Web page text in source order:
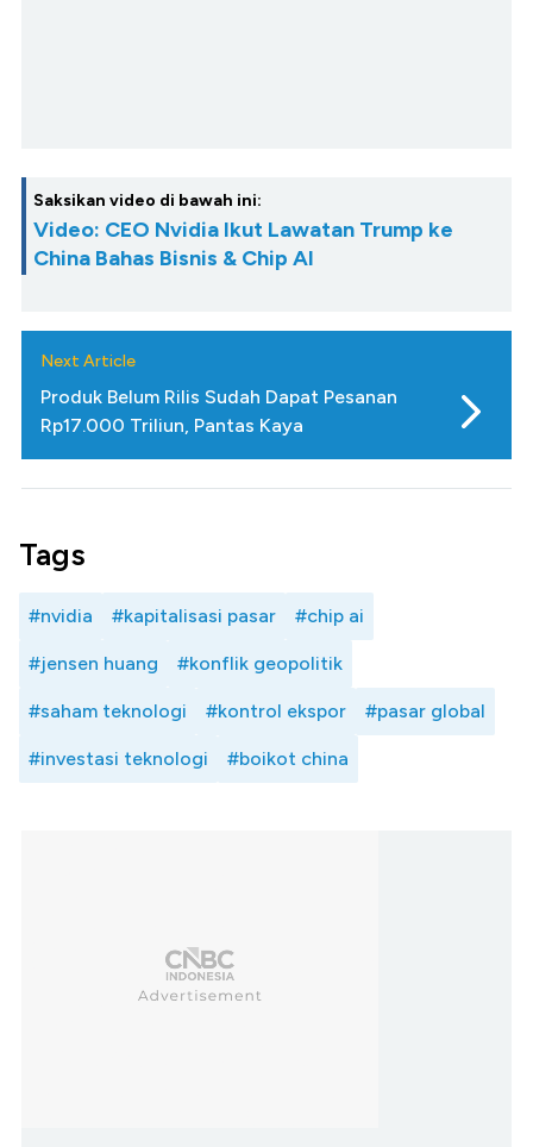
Saksikan video di bawah ini:
Video: CEO Nvidia Ikut Lawatan Trump ke
China Bahas Bisnis & Chip AI
Next Article
Produk Belum Rilis Sudah Dapat Pesanan
Rp17.000 Triliun, Pantas Kaya
Tags
#nvidia #kapitalisasi pasar #chip ai
#jensen huang #konflik geopolitik
#saham teknologi #kontrol ekspor #pasar global
#investasi teknologi #boikot china